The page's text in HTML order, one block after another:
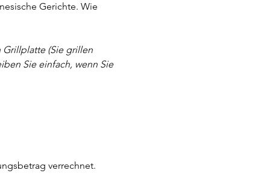
Gerichte. Wie
(Sie grillen
Sie einfach, wenn Sie
verrechnet.